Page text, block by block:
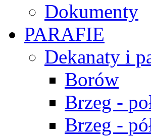
Dokumenty
PARAFIE
Dekanaty i
Borów
Brzeg -
Brzeg -